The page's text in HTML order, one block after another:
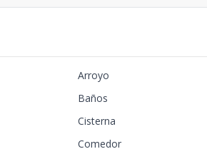
Arroyo
Baños
Cisterna
Comedor